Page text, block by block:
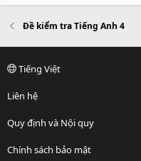
Đề kiểm tra Tiếng Anh 4
Tiếng Việt
Liên hệ
Quy định và Nội quy
Chính sách bảo mật